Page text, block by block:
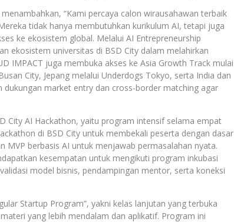
menambahkan, “Kami percaya calon wirausahawan terbaik
tidak hanya membutuhkan kurikulum AI, tetapi juga
ke ekosistem global. Melalui AI Entrepreneurship
ekosistem universitas di BSD City dalam melahirkan
IMPACT juga membuka akses ke Asia Growth Track mulai
City, Jepang melalui Underdogs Tokyo, serta India dan
dukungan market entry dan cross-border matching agar
City AI Hackathon, yaitu program intensif selama empat
di BSD City untuk membekali peserta dengan dasar
berbasis AI untuk menjawab permasalahan nyata.
kesempatan untuk mengikuti program inkubasi
model bisnis, pendampingan mentor, serta koneksi
Startup Program”, yakni kelas lanjutan yang terbuka
yang lebih mendalam dan aplikatif. Program ini